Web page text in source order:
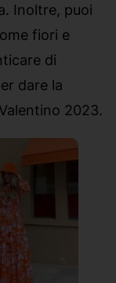
Inoltre, puoi
fiori e
di
dare la
2023.